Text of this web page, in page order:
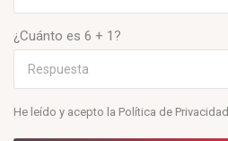
¿Cuánto es 6 + 1?
He leído y acepto la Política de Privacidad